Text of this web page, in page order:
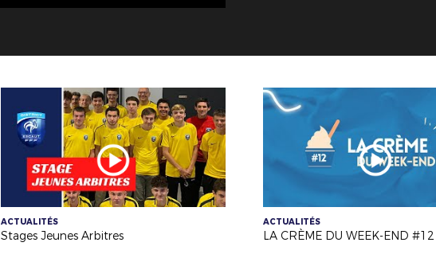
ACTUALITÉS
Stages Jeunes Arbitres
ACTUALITÉS
LA CRÈME DU WEEK-END #12